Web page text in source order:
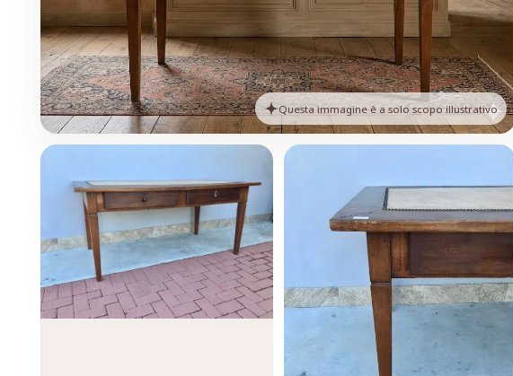
Questa immagine è a solo scopo illustrativo